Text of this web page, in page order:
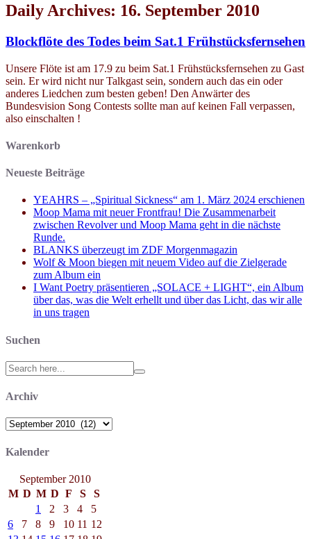
Daily Archives: 16. September 2010
Blockflöte des Todes beim Sat.1 Frühstücksfernsehen
Unsere Flöte ist am 17.9 zu beim Sat.1 Frühstücksfernsehen zu Gast
sein. Er wird nicht nur Talkgast sein, sondern auch das ein oder
anderes Liedchen zum besten geben! Den Anwärter des
Bundesvision Song Contests sollte man auf keinen Fall verpassen,
also einschalten !
Warenkorb
Neueste Beiträge
YEAHRS – „Spiritual Sickness“ am 1. März 2024 erschienen
Moop Mama mit neuer Frontfrau! Die Zusammenarbeit
zwischen Revolver und Moop Mama geht in die nächste
Runde.
BLANKS überzeugt im ZDF Morgenmagazin
Wolf & Moon biegen mit neuem Video auf die Zielgerade
zum Album ein
I Want Poetry präsentieren „SOLACE + LIGHT“, ein Album
über das, was die Welt erhellt und über das Licht, das wir alle
in uns tragen
Suchen
Search
for:
Archiv
Archiv
Kalender
September 2010
M D M D F S
S
1
2 3 4
5
6
7 8 9 10 11 12